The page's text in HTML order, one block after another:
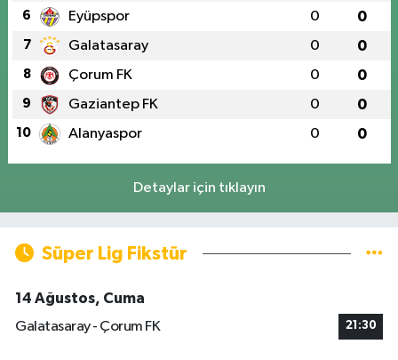
6 Eyüpspor 0 0
7 Galatasaray 0 0
8 Çorum FK 0 0
9 Gaziantep FK 0 0
10 Alanyaspor 0 0
Detaylar için tıklayın
Süper Lig Fikstür
14 Ağustos, Cuma
Galatasaray - Çorum FK
21:30